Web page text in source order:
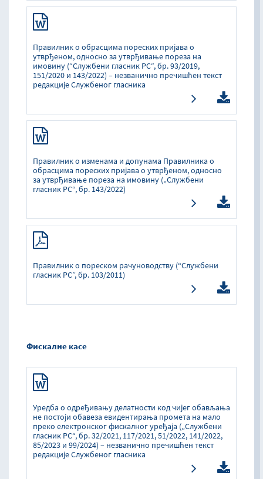
Правилник о обрасцима пореских пријава о
утврђеном, односно за утврђивање пореза на
имовину (“Службени гласник РС“, бр. 93/2019,
151/2020 и 143/2022) – незванично пречишћен текст
редакције Службеног гласника
Правилник о изменама и допунама Правилника о
обрасцима пореских пријава о утврђеном, односно
за утврђивање пореза на имовину („Службени
гласник РС“, бр. 143/2022)
Прaвилник o пoрeскoм рaчунoвoдству (“Службeни
глaсник РС”, бр. 103/2011)
Фискалне касе
Уредба о одређивању делатности код чијег обављања
не постоји обавеза евидентирања промета на мало
преко електронског фискалног уређаја („Службени
гласник РС“, бр. 32/2021, 117/2021, 51/2022, 141/2022,
85/2023 и 99/2024) – незванично пречишћен текст
редакције Службеног гласника